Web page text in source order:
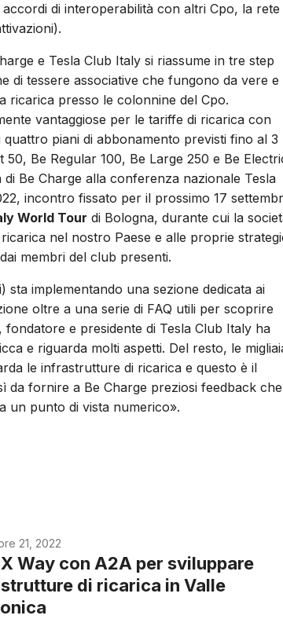
di interoperabilità con altri Cpo, la rete
e Tesla Club Italy si riassume in tre step
di tessere associative che fungono da vere e
ricarica presso le colonnine del Cpo.
vantaggiose per le tariffe di ricarica con
piani di abbonamento previsti fino al 3
50, Be Regular 100, Be Large 250 e Be
Be Charge alla conferenza nazionale Tesla
incontro fissato per il prossimo 17
World Tour di Bologna, durante cui la
nel nostro Paese e alle proprie
membri del club presenti.
sta implementando una sezione dedicata ai
oltre a una serie di FAQ utili per scoprire
, fondatore e presidente di Tesla Club Italy ha
e riguarda molti aspetti. Del resto, le
le infrastrutture di ricarica e questo è il
fornire a Be Charge preziosi feedback che
un punto di vista numerico».
21, 2022
Way con A2A per sviluppare
di ricarica in Valle